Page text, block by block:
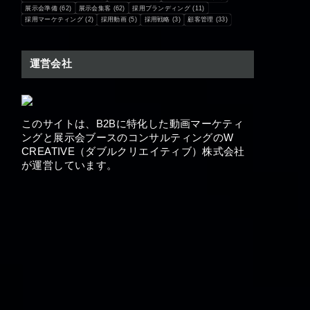
展示会準備(62) 展示会集客 (62) 採用ブランディング(11)
採用マーケティング (2) 採用動画(5) 採用戦略 (3) 顧客管理 (33)
運営会社
このサイトは、B2Bに特化した動画マーケティ
ングと展示会ブースの​コンサルティングのW
CREATIVE（ダブルクリエイティブ）株式会社
が運営しています。